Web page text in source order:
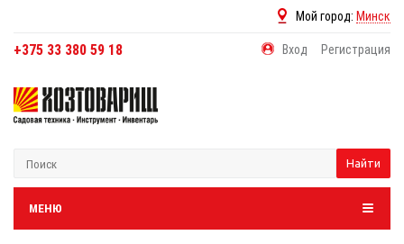
Мой город: Минск
+375 33 380 59 18 Вход Регистрация
Найти
МЕНЮ